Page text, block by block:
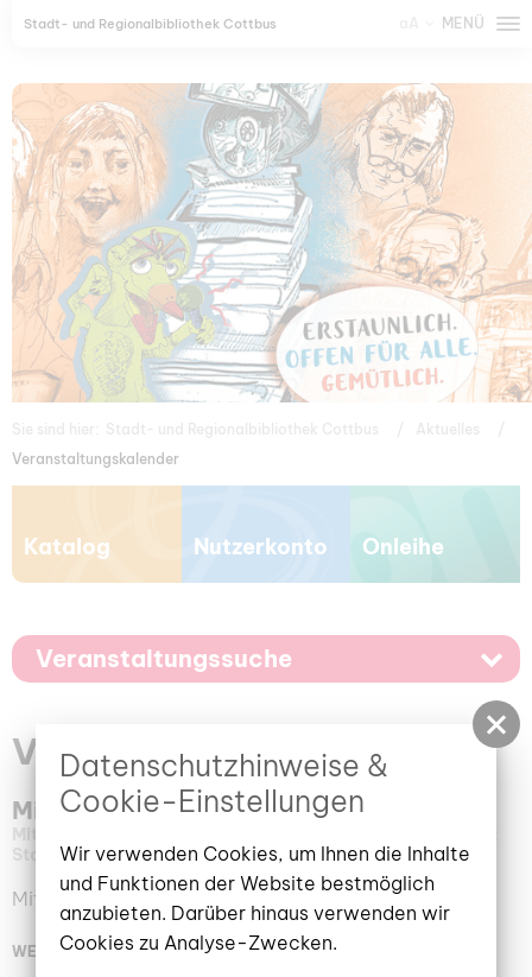
Stadt- und Regionalbibliothek Cottbus MENÜ
Veranstaltungskalender
Katalog Nutzerkonto Onleihe
Veranstaltungssuche
Veranstaltungskalender
Michaela Lehmann
Stadt- und Regionalbibliothek, Berliner Straße 13/14
Mit Emil durch das Bücherjahr
WEITERLESEN
Datenschutzhinweise &
Cookie-Einstellungen
Wir verwenden Cookies, um Ihnen die Inhalte
und Funktionen der Website bestmöglich
anzubieten. Darüber hinaus verwenden wir
Cookies zu Analyse-Zwecken.